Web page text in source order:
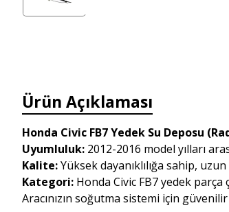
Ürün Açıklaması
Honda Civic FB7 Yedek Su Deposu
Uyumluluk: 2012-2016 model yılları
Kalite:Yüksek dayanıklılığa sahip,
Kategori: Honda Civic FB7 yedek
Aracınızın soğutma sistemi için